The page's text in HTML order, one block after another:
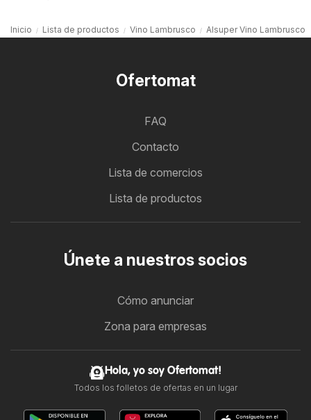
Inicio Lista de productos Vino Lambrusco Alsuper Vino Lambrusco
Ofertomat
FAQ
Contacto
Lista de comercios
Lista de productos
Únete a nuestros socios
Cómo anunciar
Zona para empresas
Hola, yo soy Ofertomat!
Todos los folletos de ofertas en un lugar